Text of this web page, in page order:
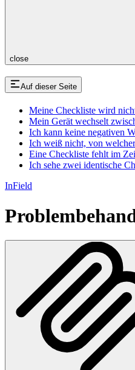
close
Auf dieser Seite
Meine Checkliste wird
Mein Gerät wechselt
Ich kann keine negativen
Ich weiß nicht, von
Eine Checkliste fehlt im
Ich sehe zwei identische
InField